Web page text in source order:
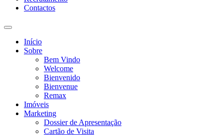
Contactos
Toggle
search
field
Início
Sobre
Bem Vindo
Welcome
Bienvenido
Bienvenue
Remax
Imóveis
Marketing
Dossier de Apresentação
Cartão de Visita